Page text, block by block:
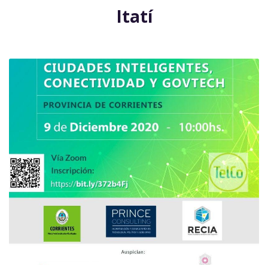
Itatí